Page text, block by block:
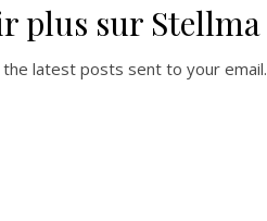
plus sur Stellma
latest posts sent to your email.